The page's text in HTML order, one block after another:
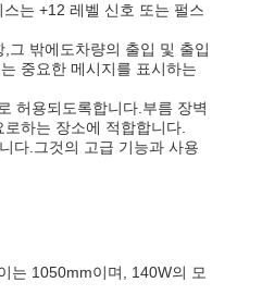
는 +12 레벨 신호 또는 펄스
그 밖에도차량의 출입 및 출입
중요한 메시지를 표시하는
허용되도록합니다.부름 장벽
하는 장소에 적합합니다.
다.그것의 고급 기능과 사용
는 1050mm이며, 140W의 모